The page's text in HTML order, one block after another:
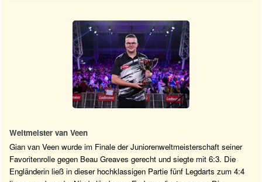
Weltmeister van Veen
Gian van Veen wurde im Finale der Juniorenweltmeisterschaft seiner
Favoritenrolle gegen Beau Greaves gerecht und siegte mit 6:3. Die
Engländerin ließ in dieser hochklassigen Partie fünf Legdarts zum 4:4